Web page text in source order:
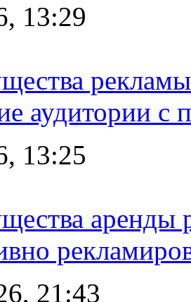
13:29
аудитории
13:25
аренды
21:43